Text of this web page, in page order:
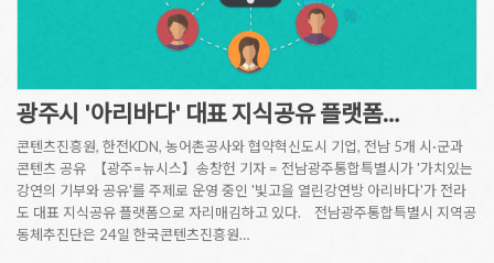
광주시 '아리바다' 대표 지식공유 플랫폼…
콘텐츠진흥원, 한전KDN, 농어촌공사와 협약혁신도시 기업, 전남 5개 시·군과
콘텐츠 공유 【광주=뉴시스】송창헌 기자 = 전남광주통합특별시가 '가치있는
강연의 기부와 공유'를 주제로 운영 중인 '빛고을 열린강연방 아리바다'가 전라
도 대표 지식공유 플랫폼으로 자리매김하고 있다. 전남광주통합특별시 지역공
동체추진단은 24일 한국콘텐츠진흥원…